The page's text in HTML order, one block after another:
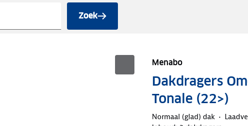
Zoek
Menabo
Dakdragers
Tonale (22>)
Normaal (glad) dak